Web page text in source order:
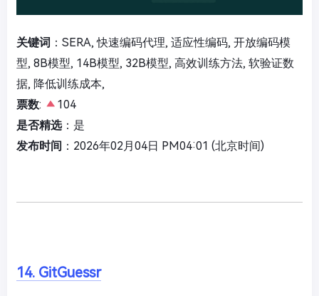
关键词 ：SERA, 快速编码代理, 适应性编码, 开放编码模
型, 8B模型, 14B模型, 32B模型, 高效训练方法, 软验证数
据, 降低训练成本,
票数:
104
是否精选：是
发布时间 ：2026年02月04日 PM04:01 (北京时间)
14. GitGuessr